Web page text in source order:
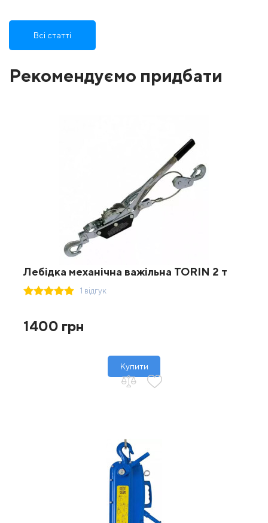
Всі статті
Рекомендуємо придбати
Лебідка механічна важільна TORIN 2 т
1 відгук
1400 грн
Купити